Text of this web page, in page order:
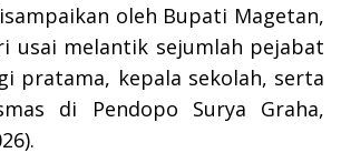
oleh Bupati Magetan,
usai melantik sejumlah pejabat
pratama, kepala sekolah, serta
di Pendopo Surya Graha,